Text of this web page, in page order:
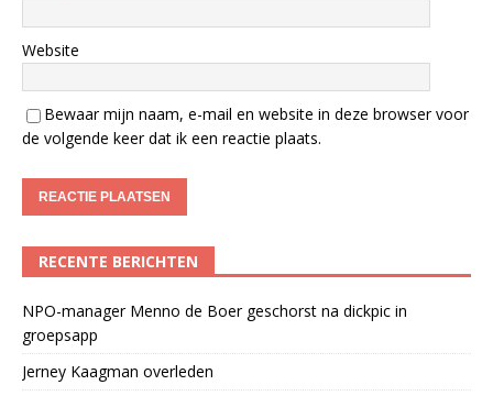
Website
Bewaar mijn naam, e-mail en website in deze browser voor
de volgende keer dat ik een reactie plaats.
RECENTE BERICHTEN
NPO-manager Menno de Boer geschorst na dickpic in
groepsapp
Jerney Kaagman overleden